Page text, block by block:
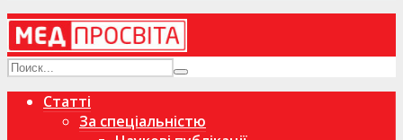
Статті
За спеціальністю